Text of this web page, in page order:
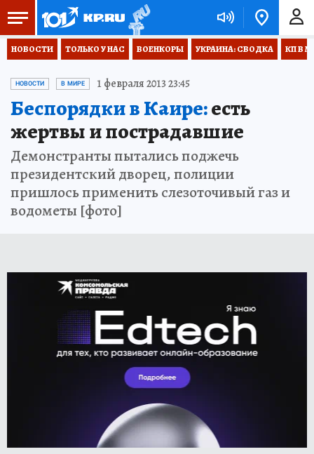
НОВОСТИ ТОЛЬКО У НАС ВОЕНКОРЫ УКРАИНА: СВОДКА КП В
НОВОСТИ В МИРЕ 1 февраля 2013 23:45
Беспорядки в Каире:есть
жертвы и пострадавшие
Демонстранты пытались поджечь
президентский дворец, полиции
пришлось применить слезоточивый газ и
водометы [фото]